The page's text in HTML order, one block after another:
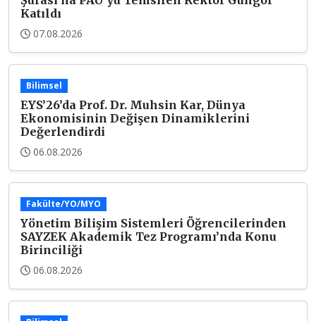
Katıldı
07.08.2026
Bilimsel
EYS’26’da Prof. Dr. Muhsin Kar, Dünya
Ekonomisinin Değişen Dinamiklerini
Değerlendirdi
06.08.2026
Fakülte/YO/MYO
Yönetim Bilişim Sistemleri Öğrencilerinden
SAYZEK Akademik Tez Programı’nda Konu
Birinciliği
06.08.2026